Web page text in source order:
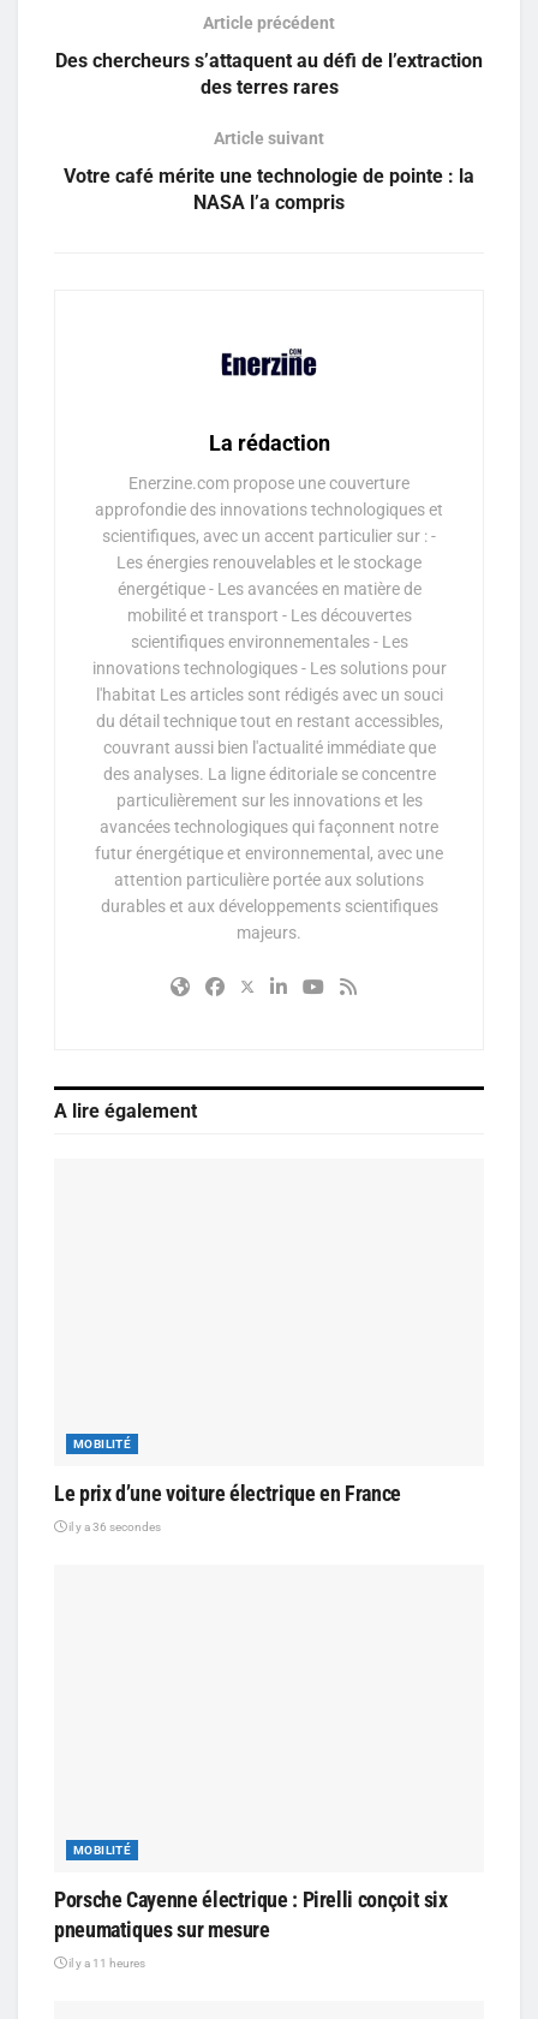
Article précédent
Des chercheurs s’attaquent au défi de l’extraction
des terres rares
Article suivant
Votre café mérite une technologie de pointe : la
NASA l’a compris
La rédaction
Enerzine.com propose une couverture
approfondie des innovations technologiques et
scientifiques, avec un accent particulier sur : -
Les énergies renouvelables et le stockage
énergétique - Les avancées en matière de
mobilité et transport - Les découvertes
scientifiques environnementales - Les
innovations technologiques - Les solutions pour
l'habitat Les articles sont rédigés avec un souci
du détail technique tout en restant accessibles,
couvrant aussi bien l'actualité immédiate que
des analyses. La ligne éditoriale se concentre
particulièrement sur les innovations et les
avancées technologiques qui façonnent notre
futur énergétique et environnemental, avec une
attention particulière portée aux solutions
durables et aux développements scientifiques
majeurs.
A lire également
MOBILITÉ
Le prix d’une voiture électrique en France
il y a 36 secondes
MOBILITÉ
Porsche Cayenne électrique : Pirelli conçoit six
pneumatiques sur mesure
il y a 11 heures